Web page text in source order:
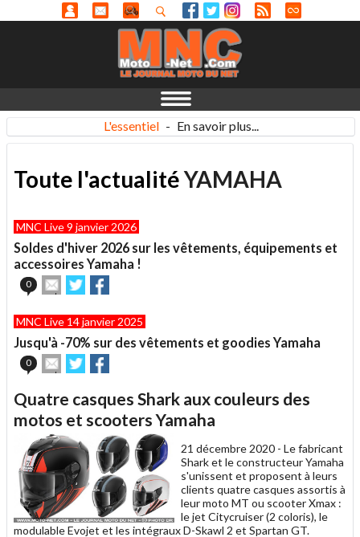
L'essentiel - En savoir plus...
Toute l'actualitéYAMAHA
MNC Live 9 janvier 2026
Soldes d'hiver 2026 sur les vêtements, équipements et
accessoires Yamaha !
0
Envoyer
cet
à
un
ami
Partager
sur sur
MNC Live 14 janvier 2025
Jusqu'à -70% sur des vêtements et goodies Yamaha
0
Envoyer
cet
à
un
ami
Partager
sur sur
Quatre casques Shark aux couleurs des
motos et scooters Yamaha
21 décembre 2020 - Le fabricant
Shark et le constructeur Yamaha
s'unissent et proposent à leurs
clients quatre casques assortis à
leur moto MT ou scooter Xmax :
le jet Citycruiser (2 coloris), le
modulable Evojet et les intégraux D-Skawl 2 et Spartan GT.